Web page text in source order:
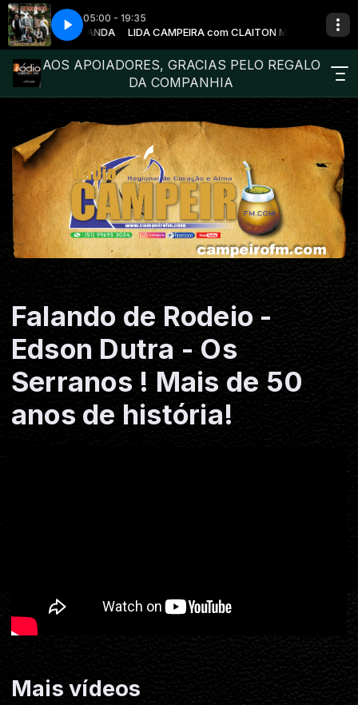
05:00 - 19:35
MIRANDA LIDA CAMPEIRA com CLAITON MIRANDA
BATIDO OS SERRANOS - DE CHÃO BATIDO
AOS APOIADORES, GRACIAS PELO REGALO
DA COMPANHIA
Falando de Rodeio -
Edson Dutra - Os
Serranos ! Mais de 50
anos de história!
Mais vídeos